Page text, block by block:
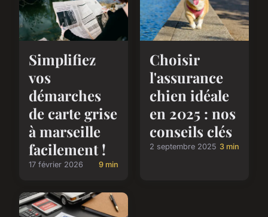
Simplifiez
vos
démarches
de carte grise
à marseille
facilement !
17 février 2026 9 min
Choisir
l'assurance
chien idéale
en 2025 : nos
conseils clés
2 septembre 2025 3 min